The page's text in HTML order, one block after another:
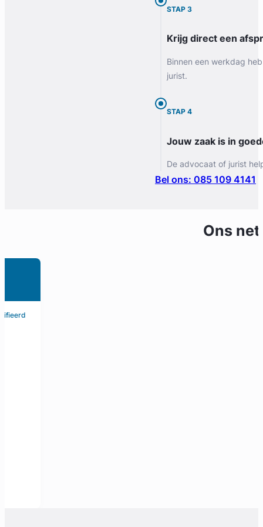
STAP 3
Krijg direct een
Binnen een werkdag
jurist.
STAP 4
Jouw zaak is in
De advocaat of jurist
Bel ons: 085 109 4141
Ons